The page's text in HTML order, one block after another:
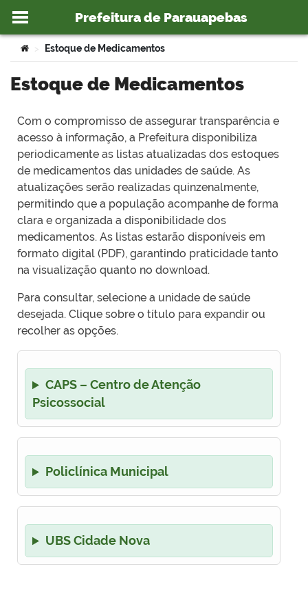
Ir para o conteúdo
Prefeitura de Parauapebas
portal
Você está aqui:
> Estoque de Medicamentos
Estoque de Medicamentos
Com o compromisso de assegurar transparência e
acesso à informação, a Prefeitura disponibiliza
periodicamente as listas atualizadas dos estoques
de medicamentos das unidades de saúde. As
atualizações serão realizadas quinzenalmente,
permitindo que a população acompanhe de forma
clara e organizada a disponibilidade dos
medicamentos. As listas estarão disponíveis em
formato digital (PDF), garantindo praticidade tanto
na visualização quanto no download.
Para consultar, selecione a unidade de saúde
desejada. Clique sobre o título para expandir ou
recolher as opções.
CAPS – Centro de Atenção
Psicossocial
Policlínica Municipal
UBS Cidade Nova